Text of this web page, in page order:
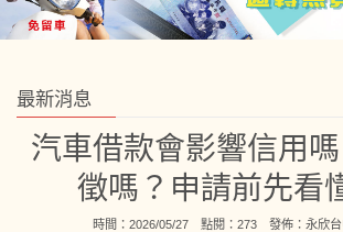
最新消息
汽車借款會影響信用
徵嗎？申請前先看
時間：2026/05/27 點閱：273 發佈： 永欣